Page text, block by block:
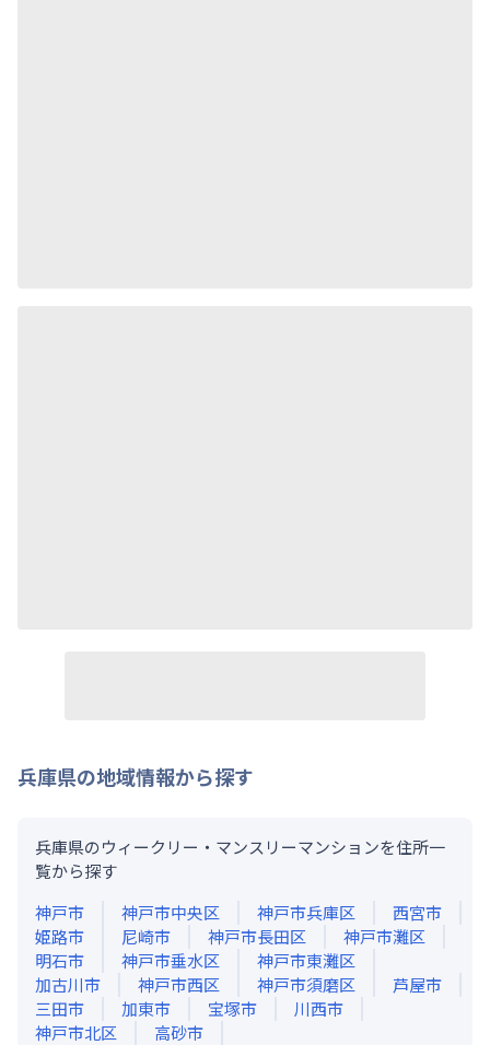
兵庫県の地域情報から探す
兵庫県のウィークリー・マンスリーマンションを住所一
覧から探す
神戸市
神戸市中央区 神戸市兵庫区
西宮市
姫路市
尼崎市 神戸市長田区
神戸市灘区
明石市
神戸市垂水区
神戸市東灘区
加古川市
神戸市西区 神戸市須磨区
芦屋市
三田市
加東市 宝塚市
川西市
神戸市北区
高砂市